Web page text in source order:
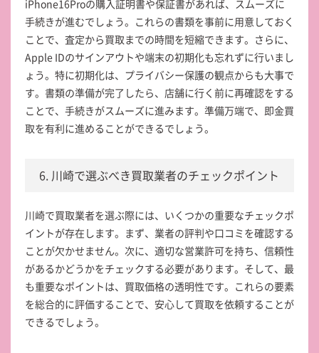
iPhone16Proの購入証明書や保証書があれば、スムーズに
手続きが進むでしょう。これらの書類を事前に用意しておく
ことで、査定から買取までの時間を短縮できます。さらに、
Apple IDのサインアウトや端末の初期化も忘れずに行いまし
ょう。特に初期化は、プライバシー保護の観点からも大事で
す。書類の準備が完了したら、店舗に行く前に再確認をする
ことで、手続きがスムーズに進みます。準備万端で、即金買
取を有利に進めることができるでしょう。
6. 川崎で選ぶべき買取業者のチェックポイント
川崎で買取業者を選ぶ際には、いくつかの重要なチェックポ
イントが存在します。まず、業者の評判や口コミを確認する
ことが欠かせません。次に、適切な営業許可を持ち、信頼性
があるかどうかをチェックする必要があります。そして、最
も重要なポイントは、買取価格の透明性です。これらの要素
を総合的に評価することで、安心して買取を依頼することが
できるでしょう。